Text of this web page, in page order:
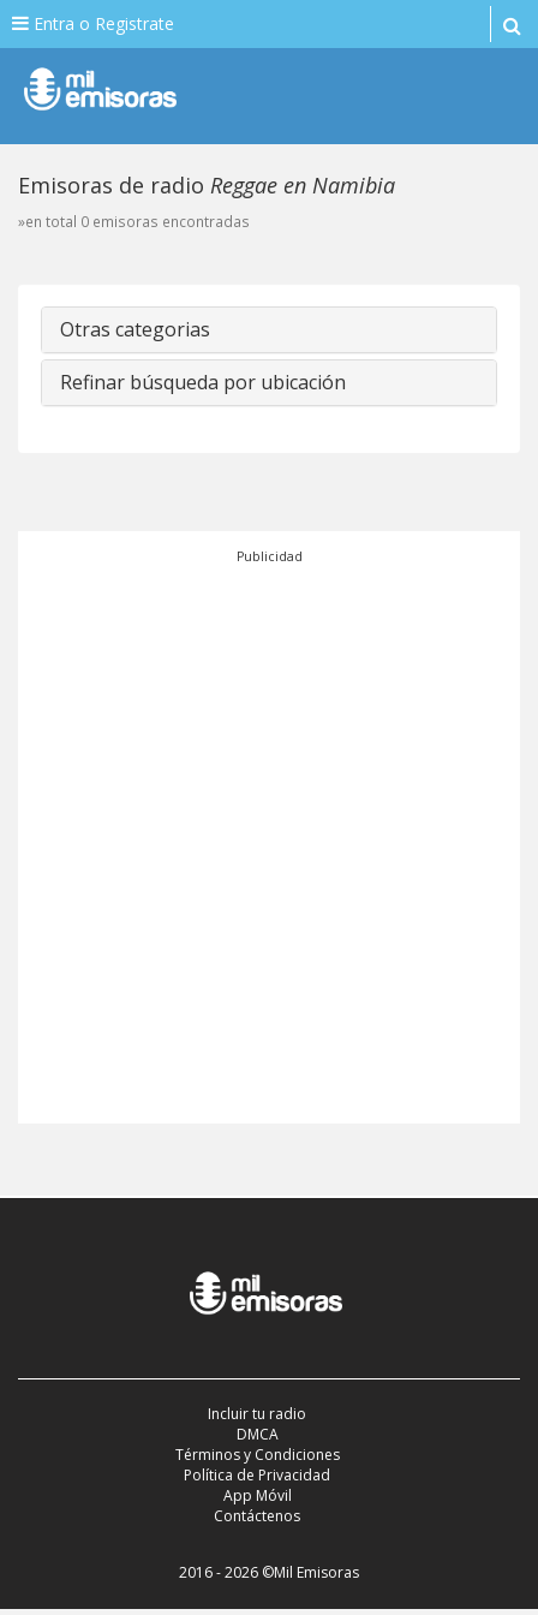
Entra o Registrate
Emisoras de radio Reggae en Namibia
»en total 0 emisoras encontradas
Otras categorias
Refinar búsqueda por ubicación
Publicidad
Incluir tu radio
DMCA
Términos y Condiciones
Política de Privacidad
App Móvil
Contáctenos
2016 - 2026 ©Mil Emisoras